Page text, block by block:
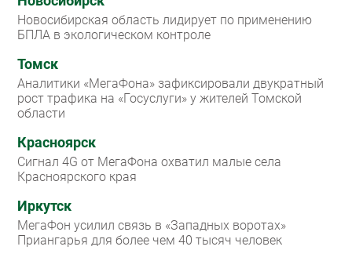
Новосибирская область лидирует по применению
БПЛА в экологическом контроле
Томск
Аналитики «МегаФона» зафиксировали двукратный
рост трафика на «Госуслуги» у жителей Томской
области
Красноярск
Сигнал 4G от МегаФона охватил малые села
Красноярского края
Иркутск
МегаФон усилил связь в «Западных воротах»
Приангарья для более чем 40 тысяч человек